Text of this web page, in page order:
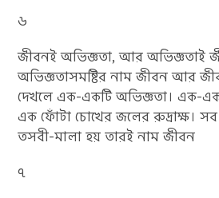
৬
জীবনই অভিজ্ঞতা, আর অভিজ্ঞতাই
অভিজ্ঞতাসমষ্টির নাম জীবন আর
দেখলে এক-একটি অভিজ্ঞতা। এক-
এক ফোঁটা চোখের জলের রুদ্রাক্ষ। সব
তসবী-মালা হয় তারই নাম জীবন
৭